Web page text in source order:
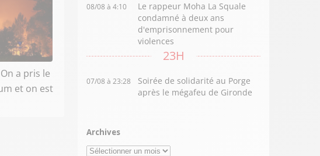
a pris le
et on est
08/08 à 4:10
Le rappeur Moha La Squale
condamné à deux ans
d'emprisonnement pour
violences
23H
07/08 à 23:28
Soirée de solidarité au Porge
après le mégafeu de Gironde
Archives
Archives